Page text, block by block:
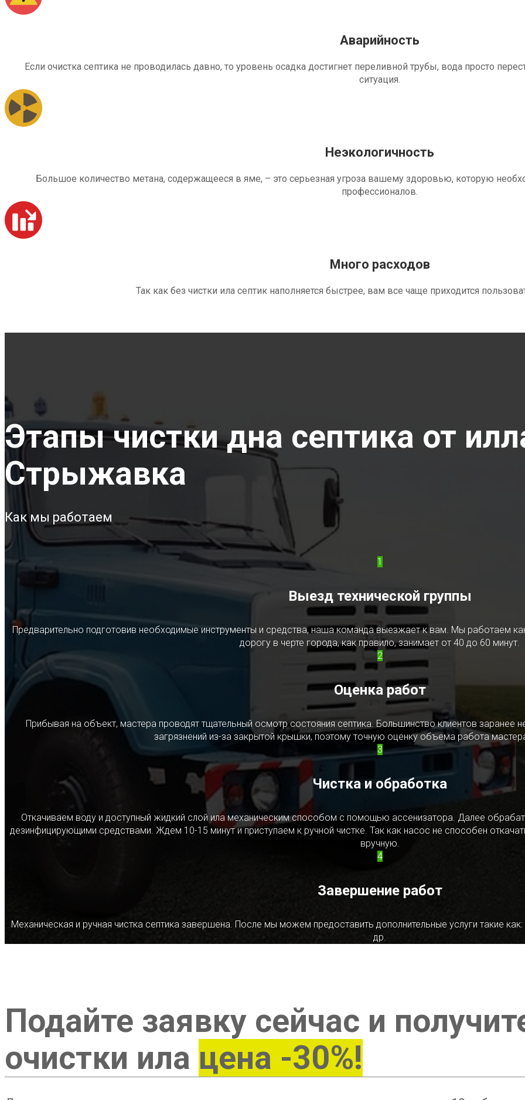
Аварийность
Если очистка септика не проводилась давно, то уровень осадка достигнет переливной трубы, вода просто
ситуация.
Неэкологичность
Большое количество метана, содержащееся в яме, – это серьезная угроза вашему здоровью, которую
профессионалов.
Много расходов
Так как без чистки ила септик наполняется быстрее, вам все чаще приходится
Этапы чистки дна септика от
Стрыжавка
Как мы работаем
1
Выезд технической группы
Предварительно подготовив необходимые инструменты и средства, наша команда выезжает к вам. Мы работаем
дорогу в черте города, как правило, занимает от 40 до 60 минут.
2
Оценка работ
Прибывая на объект, мастера проводят тщательный осмотр состояния септика. Большинство клиентов заранее
загрязнений из-за закрытой крышки, поэтому точную оценку объема работа
3
Чистка и обработка
Откачиваем воду и доступный жидкий слой ила механическим способом с помощью ассенизатора. Далее
дезинфицирующими средствами. Ждем 10-15 минут и приступаем к ручной чистке. Так как насос не способен
вручную.
4
Завершение работ
Механическая и ручная чистка септика завершена. После мы можем предоставить дополнительные услуги такие
др.
Подайте заявку сейчас и
очистки ила цена -30%!